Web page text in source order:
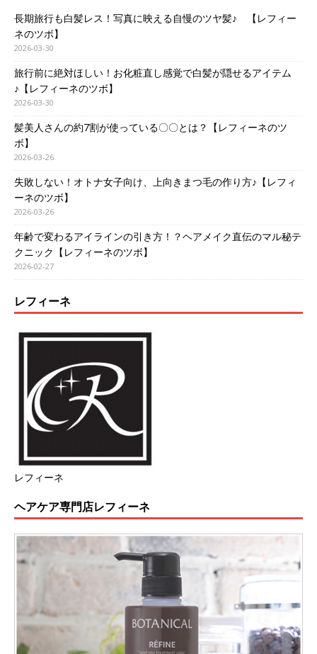
長期旅行も白髪レス！写真に映える自慢のツヤ髪♪ 【レフィー
ネのツボ】
2026-03-30
旅行前に絶対ほしい！お化粧直し感覚で白髪が隠せるアイテム
♪【レフィーネのツボ】
2026-03-30
髪美人さんの約7割が使っている〇〇とは？【レフィーネのツ
ボ】
2026-03-26
失敗しない！オトナ女子向け、上向きまつ毛の作り方♪【レフィ
ーネのツボ】
2026-03-26
年齢で変わるアイラインの引き方！？ヘアメイク直伝のマル秘テ
クニック【レフィーネのツボ】
2026-02-27
レフィーネ
レフィーネ
ヘアケア専門店レフィーネ